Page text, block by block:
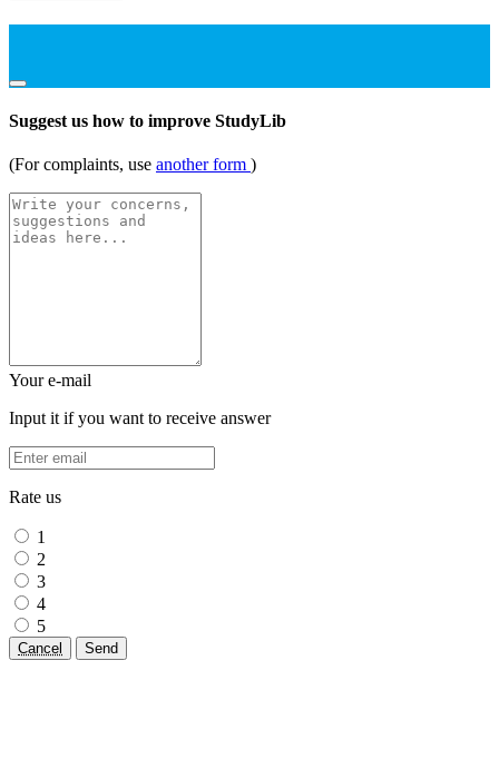
Suggest us how to improve StudyLib
(For complaints, use another form )
Your e-mail
Input it if you want to receive answer
Rate us
1
2
3
4
5
Cancel Send